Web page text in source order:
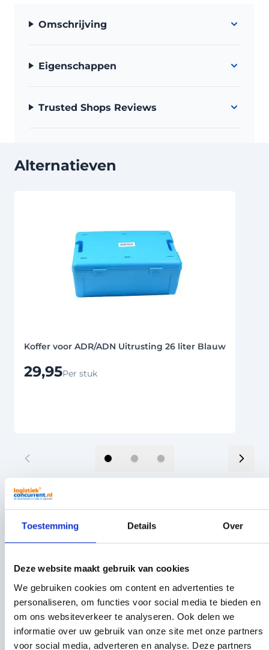
Toestemming Details Over
Deze website maakt gebruik van cookies
We gebruiken cookies om content en advertenties te
personaliseren, om functies voor social media te bieden en
om ons websiteverkeer te analyseren. Ook delen we
informatie over uw gebruik van onze site met onze partners
voor social media, adverteren en analyse. Deze partners
Omschrijving
Eigenschappen
Trusted Shops Reviews
Alternatieven
Koffer voor ADR/ADN Uitrusting 26 liter Blauw
29,95Per stuk
Anderen kochten ook
Druk om carrousel over te slaan